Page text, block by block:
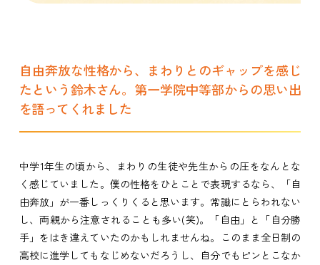
自由奔放な性格から、まわりとのギャップを感じ
たという鈴木さん。第一学院中等部からの思い出
を語ってくれました
中学1年生の頃から、まわりの生徒や先生からの圧をなんとな
く感じていました。僕の性格をひとことで表現するなら、「自
由奔放」が一番しっくりくると思います。常識にとらわれない
し、両親から注意されることも多い(笑)。「自由」と「自分勝
手」をはき違えていたのかもしれませんね。このまま全日制の
高校に進学してもなじめないだろうし、自分でもピンとこなか